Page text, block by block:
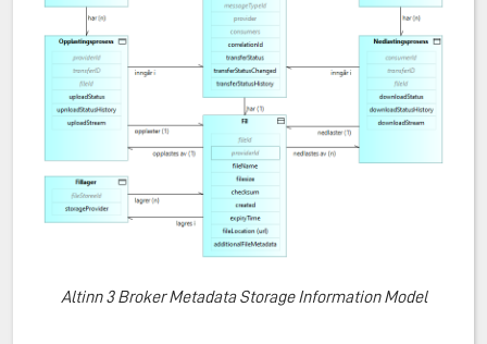
Altinn 3 Broker Metadata Storage Information Model